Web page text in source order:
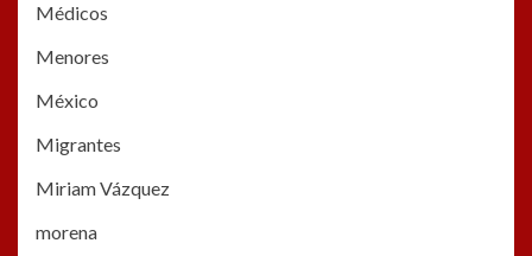
Médicos
Menores
México
Migrantes
Miriam Vázquez
morena